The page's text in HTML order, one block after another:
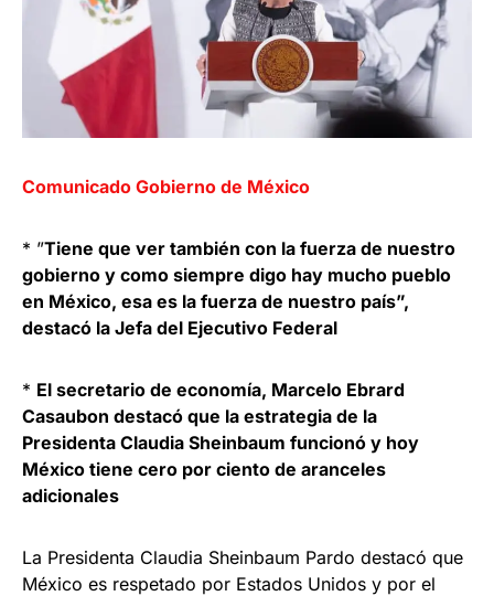
Comunicado Gobierno de México
* ”Tiene que ver también con la fuerza de nuestro
gobierno y como siempre digo hay mucho pueblo
en México, esa es la fuerza de nuestro país”,
destacó la Jefa del Ejecutivo Federal
* El secretario de economía, Marcelo Ebrard
Casaubon destacó que la estrategia de la
Presidenta Claudia Sheinbaum funcionó y hoy
México tiene cero por ciento de aranceles
adicionales
La Presidenta Claudia Sheinbaum Pardo destacó que
México es respetado por Estados Unidos y por el